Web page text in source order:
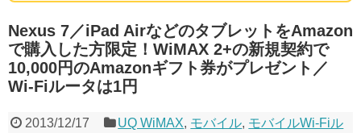
Nexus 7／iPad AirなどのタブレットをAmazon
で購入した方限定！WiMAX 2+の新規契約で
10,000円のAmazonギフト券がプレゼント／
Wi-Fiルータは1円
2013/12/17 UQ WiMAX, モバイル, モバイルWi-Fiル